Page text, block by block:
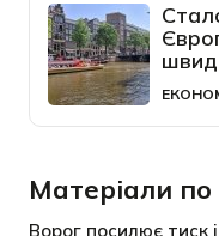
Дата
Матеріали по
Ворог посилює тиск